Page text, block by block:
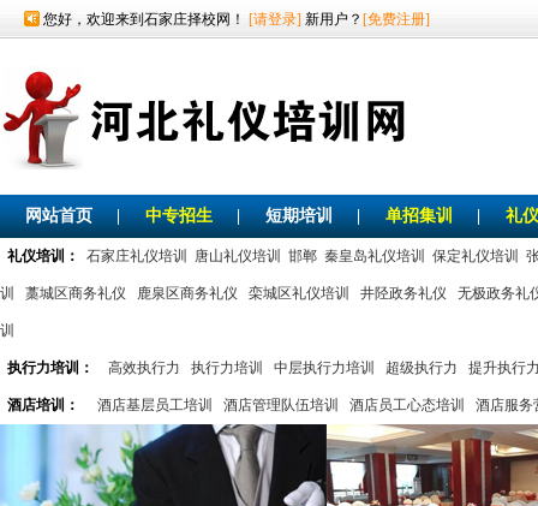
您好，欢迎来到石家庄择校网！ [请登录] 新用户？ [免费注册]
网站首页 中专招生 短期培训 单招集训 礼
礼仪培训： 石家庄礼仪培训 唐山礼仪培训 邯郸 秦皇岛礼仪培训 保定礼仪培训
训 藁城区商务礼仪 鹿泉区商务礼仪 栾城区礼仪培训 井陉政务礼仪 无极政务礼
训
执行力培训： 高效执行力 执行力培训 中层执行力培训 超级执行力 提升执行
酒店培训： 酒店基层员工培训 酒店管理队伍培训 酒店员工心态培训 酒店服务